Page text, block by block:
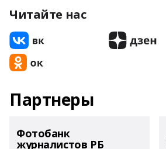
Читайте нас
Партнеры
Фотобанк
журналистов РБ